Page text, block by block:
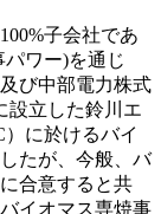
子会社であ
ワー)を通じ
び中部電力株式
設立した鈴川エ
に於けるバイ
たが、今般、バ
合意すると共
イオマス専焼事